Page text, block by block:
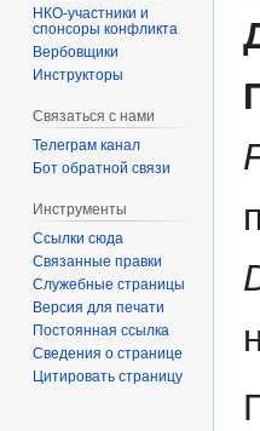
спонсоры конфликта
‏‎Вербовщики
Инструкторы
Связаться с нами
Телеграм канал
Бот обратной связи
Инструменты
Ссылки сюда
Связанные правки
Служебные страницы
Версия для печати
Постоянная ссылка
Сведения о странице
Цитировать страницу